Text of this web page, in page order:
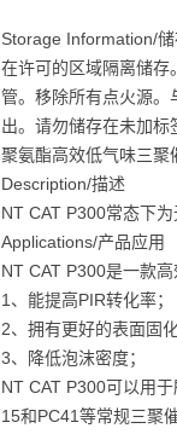
Storage Information/储
在许可的区域隔离储存
管。移除所有点火源。
出。请勿储存在未加标
聚氨酯高效低气味三聚
Description/描述
NT CAT P300常态下为
Applications/产品应用
NT CAT P300是一款
1、能提高PIR转化率；
2、拥有更好的表面固化
3、降低泡沫密度；
NT CAT P300可以用
15和PC41等常规三聚